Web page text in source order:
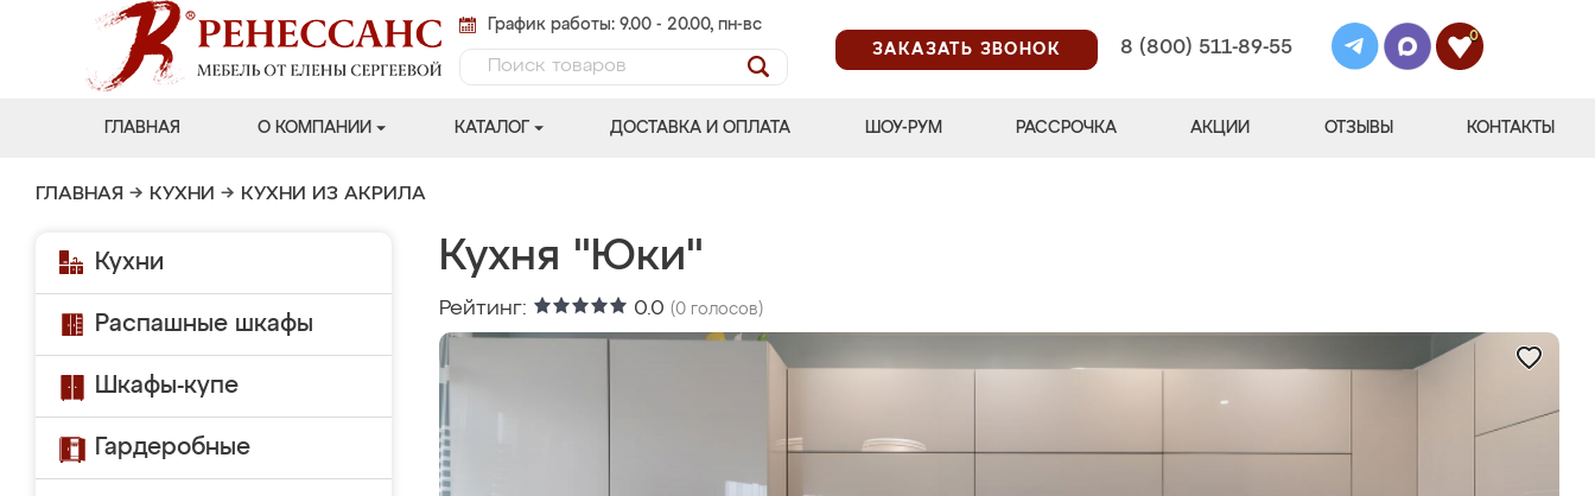
График работы: 9.00 - 20.00, пн-вс
ЗАКАЗАТЬ ЗВОНОК
8 (800) 511-89-55
0
ГЛАВНАЯ О КОМПАНИИ КАТАЛОГ ДОСТАВКА И ОПЛАТА ШОУ-РУМ РАССРОЧКА АКЦИИ ОТЗЫВЫ КОНТАКТЫ
ГЛАВНАЯ → КУХНИ → КУХНИ ИЗ АКРИЛА
Кухни
Распашные шкафы
Шкафы-купе
Гардеробные
Кухня "Юки"
Рейтинг: 0.0 (0 голосов)